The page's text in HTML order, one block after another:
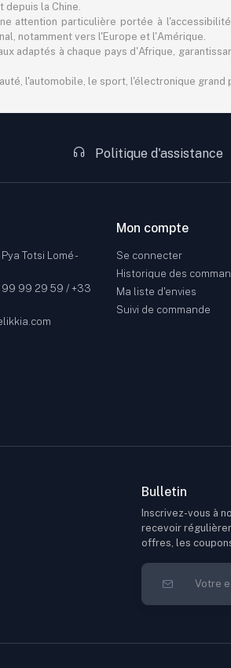
la Chine.
attention particulière portée à
notamment vers l'Europe et l'Amérique.
adaptés à chaque pays d'Afrique,
l'automobile, le sport, l'électronique grand
Politique d'assistance
Totsi Lomé -
99 99 29 59 / +33
Mon compte
Se connecter
Historique des
Ma liste d'envies
Suivi de commande
Bulletin
Inscrivez-vous à
recevoir
offres, les